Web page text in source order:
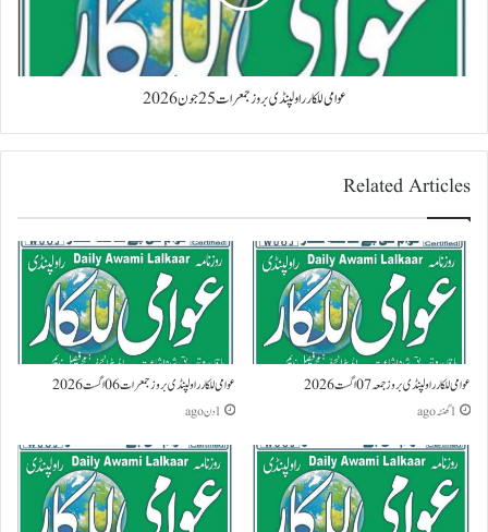
عوامی للکار راولپنڈی بروز جمعرات 25 جون 2026
Related Articles
عوامی للکار راولپنڈی بروز جمعہ 07 اگست 2026
1 گھنٹہ ago
عوامی للکار راولپنڈی بروز جمعرات 06 اگست 2026
1 دن ago